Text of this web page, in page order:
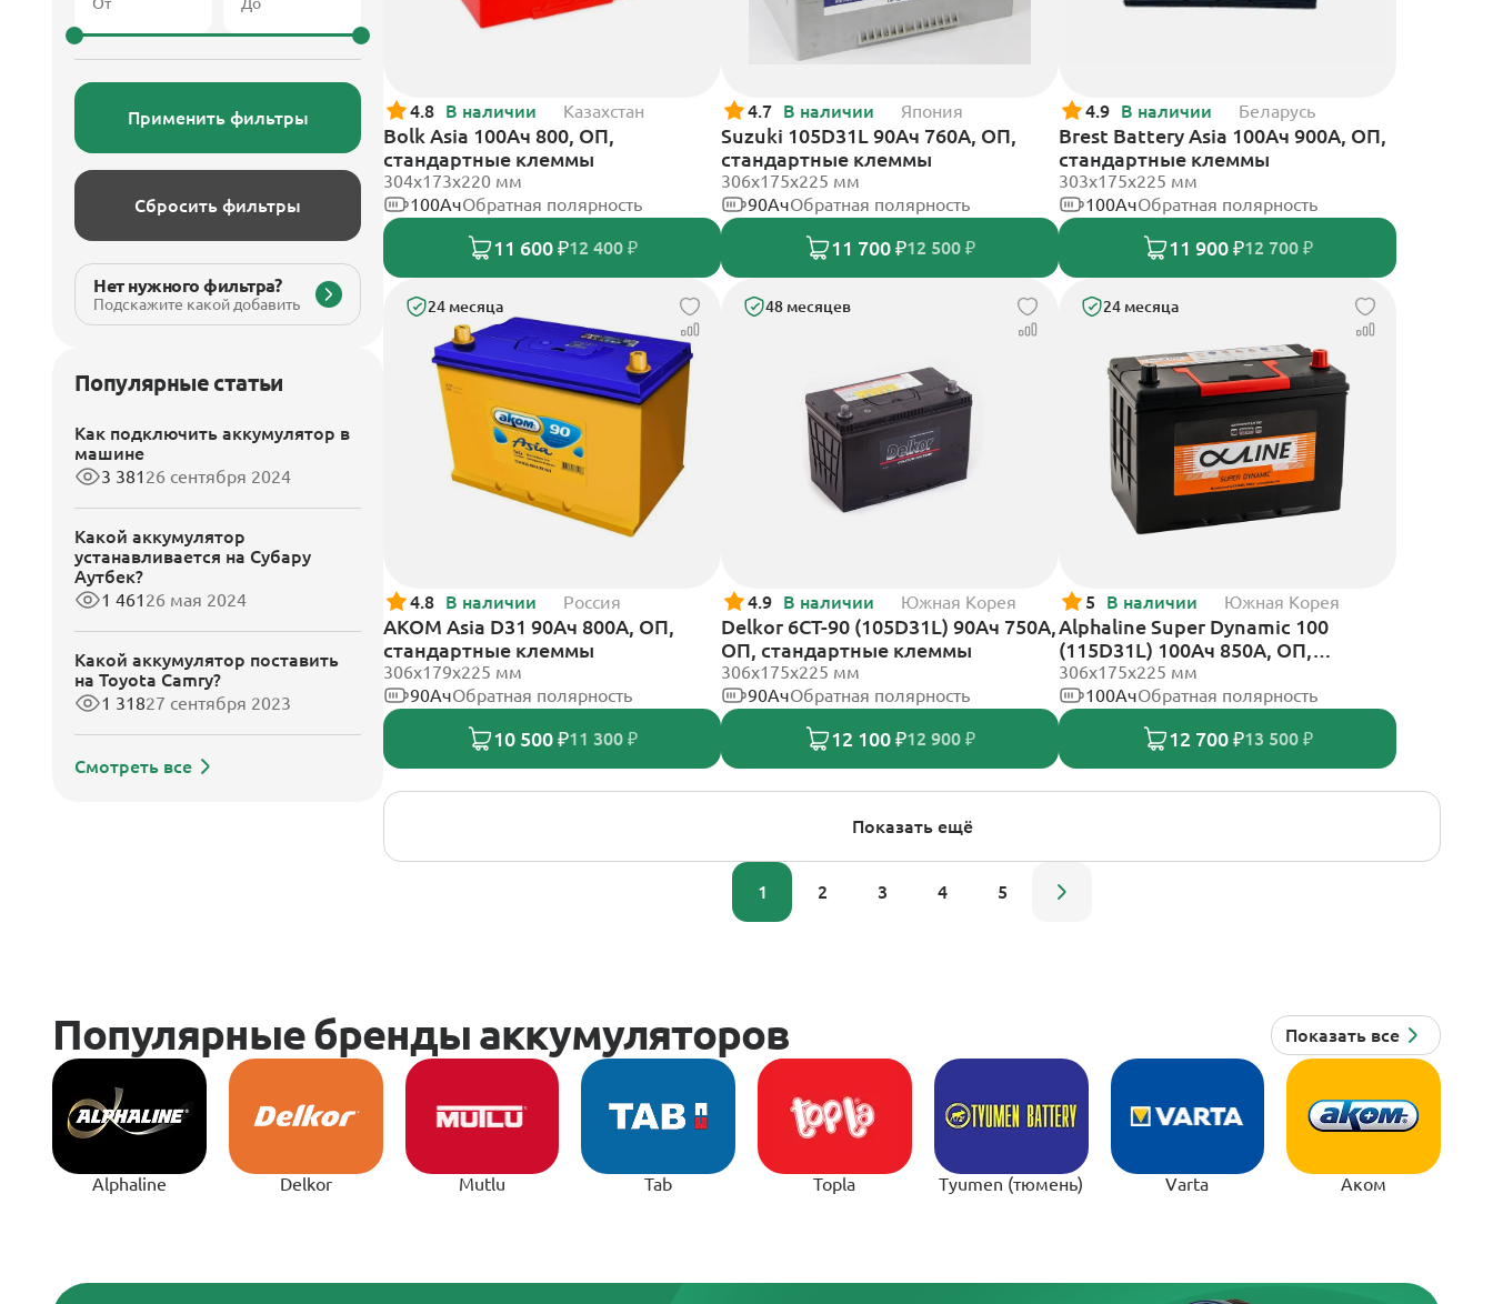
Применить фильтры
Сбросить фильтры
Нет нужного фильтра?
Подскажите какой добавить
Популярные статьи
Как подключить аккумулятор в
машине
3 381 26 сентября 2024
Какой аккумулятор
устанавливается на Субару
Аутбек?
1 461 26 мая 2024
Какой аккумулятор поставить
на Toyota Camry?
1 31827 сентября 2023
Смотреть все
4.8 В наличии Казахстан
Bolk Asia 100Ач 800, ОП,
стандартные клеммы
304х173х220 мм
100АчОбратная полярность
11 600 ₽12 400 ₽
4.7 В наличии Япония
Suzuki 105D31L 90Ач 760А, ОП,
стандартные клеммы
306х175х225 мм
90АчОбратная полярность
11 700 ₽12 500 ₽
4.9 В наличии Беларусь
Brest Battery Asia 100Ач 900А, ОП,
стандартные клеммы
303х175х225 мм
100АчОбратная полярность
11 900 ₽12 700 ₽
24 месяца
4.8 В наличии Россия
АКОМ Asia D31 90Ач 800А, ОП,
стандартные клеммы
306x179x225 мм
90АчОбратная полярность
10 500 ₽11 300 ₽
48 месяцев
4.9 В наличии Южная Корея
Delkor 6CT-90 (105D31L) 90Ач 750А,
ОП, стандартные клеммы
306х175х225 мм
90АчОбратная полярность
12 100 ₽12 900 ₽
24 месяца
5 В наличии Южная Корея
Alphaline Super Dynamic 100
(115D31L) 100Ач 850А, ОП,
стандартные клеммы
306х175х225 мм
100АчОбратная полярность
12 700 ₽13 500 ₽
Показать ещё
1 2 3 4 5
Alphaline Delkor Mutlu Tab Topla Tyumen (тюмень) Varta Аком